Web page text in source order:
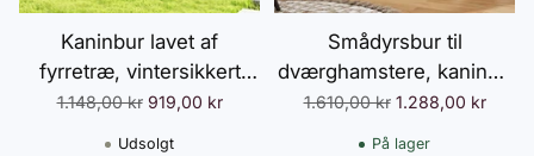
Kaninbur lavet af
fyrretræ, vintersikkert
kaninbur med hængslet
tag, 180x90x48 cm,
Normalpris
1.148,00 kr 919,00 kr
Udsolgt
Smådyrsbur til
dværghamstere, kaniner,
marsvin, med tilbehør,
hævet design, træ, metal,
Normalpris
1.610,00 kr 1.288,00 kr
På lager